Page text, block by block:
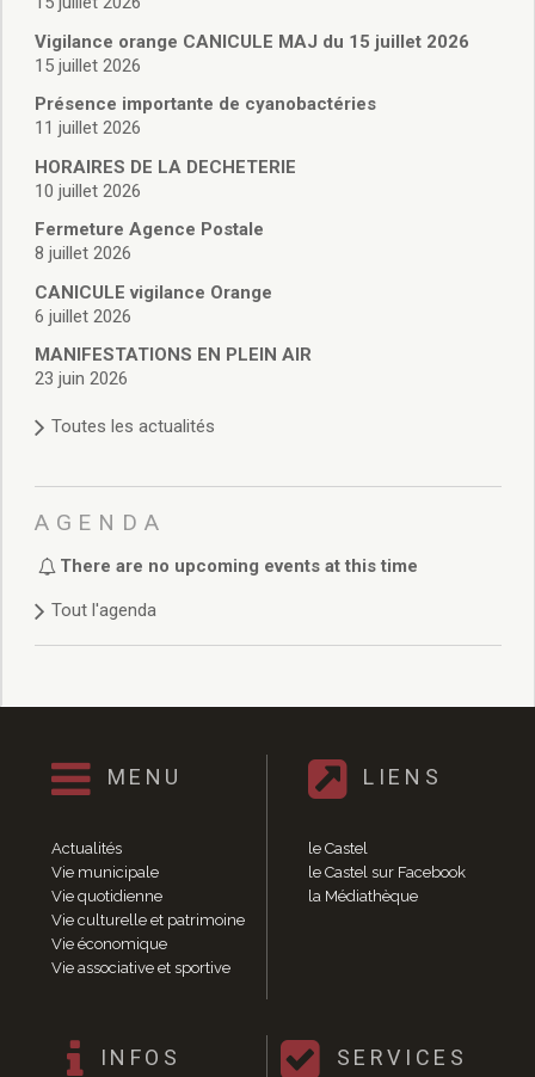
Vie associative
Police Municipale/règlementation
Cimetière/réglementation funéraire
Services en ligne
Licences boissons
Cadastre
Actes d’état civil
Budget de Fonctionnement
Budget d’Investissement
Conseils municipaux
Règlement du conseil municipal
Délibérations 2025
Délibérations 2022
Délibérations 2021
Délibérations 2020
Délibérations 2019
Délibérations 2018
Délibérations 2014
Délibérations 2013
Délibérations 2011
Délibérations 2010
Délibérations 2009
Délibérations 2008
Agenda réunions publiques
Marchés publics
Vie quotidienne
Vigilance orange CANICULE MAJ du 15 juillet 2026
15 juillet 2026
Présence importante de cyanobactéries
11 juillet 2026
HORAIRES DE LA DECHETERIE
10 juillet 2026
Fermeture Agence Postale
8 juillet 2026
CANICULE vigilance Orange
6 juillet 2026
MANIFESTATIONS EN PLEIN AIR
23 juin 2026
Toutes les actualités
AGENDA
There are no upcoming events at this time
Tout l'agenda
MENU
Actualités
Vie municipale
Vie quotidienne
Vie culturelle et patrimoine
Vie économique
Vie associative et sportive
LIENS
le Castel
le Castel sur Facebook
la Médiathèque
INFOS SERVICES